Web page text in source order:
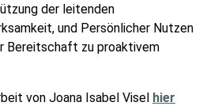
der leitenden
und Persönlicher Nutzen
Bereitschaft zu proaktivem
von Joana Isabel Visel hier